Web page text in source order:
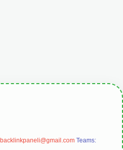
backlinkpaneli@gmail.com Teams: